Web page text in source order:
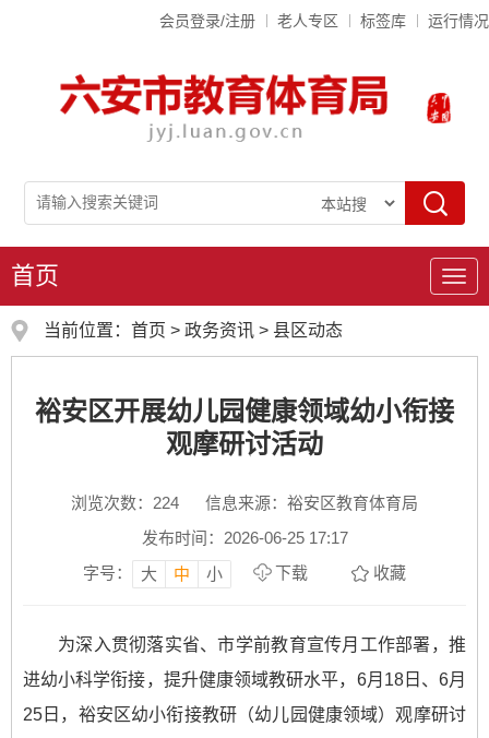
会员登录/注册 老人专区 标签库 运行情况
导
首页
当前位置： 首页 > 政务资讯 > 县区动态
裕安区开展幼儿园健康领域幼小衔接
观摩研讨活动
浏览次数： 224
信息来源：裕安区教育体育局
发布时间：2026-06-25 17:17
字号：
大 中 小 下载 收藏
为深入贯彻落实省、市学前教育宣传月工作部署，推
进幼小科学衔接，提升健康领域教研水平，6月18日、6月
25日，裕安区幼小衔接教研（幼儿园健康领域）观摩研讨